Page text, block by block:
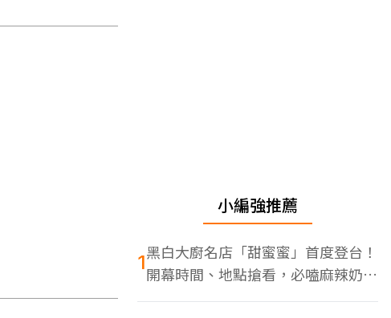
小編強推薦
1黑白大廚名店「甜蜜蜜」首度登台！
開幕時間、地點搶看，必嗑麻辣奶油
蝦